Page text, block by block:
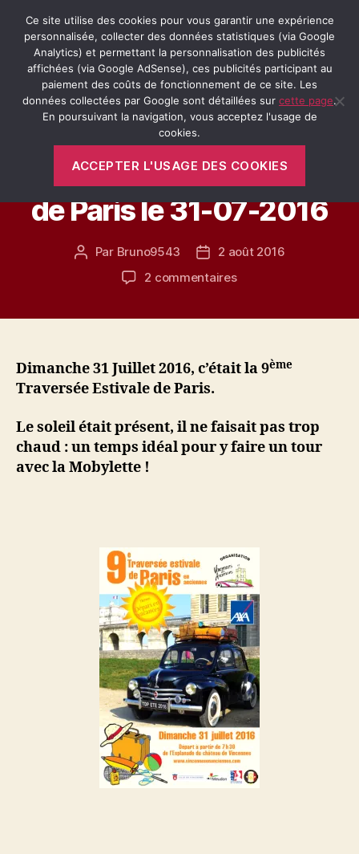
Recherche
Retro-
Passion.fr
Menu
Catégories
PARIS
9ème Traversée Estivale
de Paris le 31-07-2016
Auteur
Par Bruno9543
Date
de
2 août 2016
2 commentairessur
Paris
07-
2016
Dimanche 31 Juillet 2016, c’était la 9ème
Traversée Estivale de Paris.
Le soleil était présent, il ne faisait pas trop
chaud : un temps idéal pour y faire un tour
avec la Mobylette !
Ce site utilise des cookies pour vous garantir une expérience
personnalisée, collecter des données statistiques (via Google
Analytics) et permettant la personnalisation des publicités
affichées (via Google AdSense), ces publicités participant au
paiement des coûts de fonctionnement de ce site. Les
données collectées par Google sont détaillées sur cette page.
En poursuivant la navigation, vous acceptez l'usage de
cookies.
ACCEPTER L'USAGE DES COOKIES